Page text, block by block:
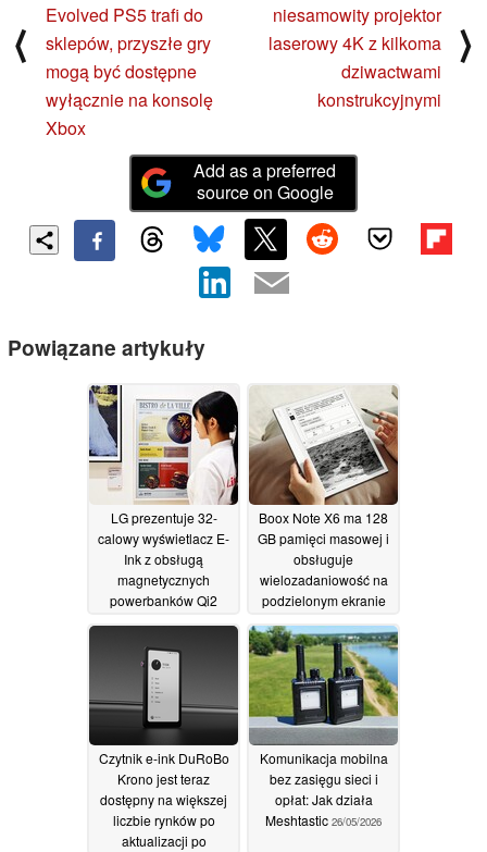
⟨
Evolved PS5 trafi do
sklepów, przyszłe gry
mogą być dostępne
wyłącznie na konsolę
Xbox
niesamowity projektor
laserowy 4K z kilkoma
dziwactwami
konstrukcyjnymi
⟩
Add as a preferred
source on Google
Powiązane artykuły
LG prezentuje 32-
calowy wyświetlacz E-
Ink z obsługą
magnetycznych
powerbanków Qi2
02/06/2026
Boox Note X6 ma 128
GB pamięci masowej i
obsługuje
wielozadaniowość na
podzielonym ekranie
29/05/2026
Czytnik e-ink DuRoBo
Krono jest teraz
dostępny na większej
liczbie rynków po
aktualizacji po
Komunikacja mobilna
bez zasięgu sieci i
opłat: Jak działa
Meshtastic 26/05/2026